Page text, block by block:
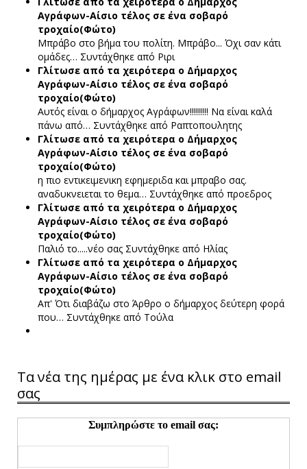
Αγράφων-Αίσιο τέλος σε ένα σοβαρό
τροχαίο(Φώτο)
Μπράβο στο βήμα του πολίτη. Μπράβο... Όχι σαν κάτι
ομάδες… Συντάχθηκε από Ριρι
Γλίτωσε από τα χειρότερα ο Δήμαρχος
Αγράφων-Αίσιο τέλος σε ένα σοβαρό
τροχαίο(Φώτο)
Αυτός είναι ο δήμαρχος Αγράφων!!!!!!!!! Να είναι καλά
πάνω από… Συντάχθηκε από Ραπτοπουλητης
Γλίτωσε από τα χειρότερα ο Δήμαρχος
Αγράφων-Αίσιο τέλος σε ένα σοβαρό
τροχαίο(Φώτο)
η πιο εντικειμενικη εφημεριδα και μπραβο σας.
αναδυκνειεται το θεμα… Συντάχθηκε από προεδρος
Γλίτωσε από τα χειρότερα ο Δήμαρχος
Αγράφων-Αίσιο τέλος σε ένα σοβαρό
τροχαίο(Φώτο)
Παλιό το.....νέο σας Συντάχθηκε από Ηλίας
Γλίτωσε από τα χειρότερα ο Δήμαρχος
Αγράφων-Αίσιο τέλος σε ένα σοβαρό
τροχαίο(Φώτο)
Απ' Ότι διαβάζω στο Άρθρο ο δήμαρχος δεύτερη φορά
που… Συντάχθηκε από Τούλα
Τα νέα της ημέρας με ένα κλικ στο email
σας
Συμπληρώστε το email σας: